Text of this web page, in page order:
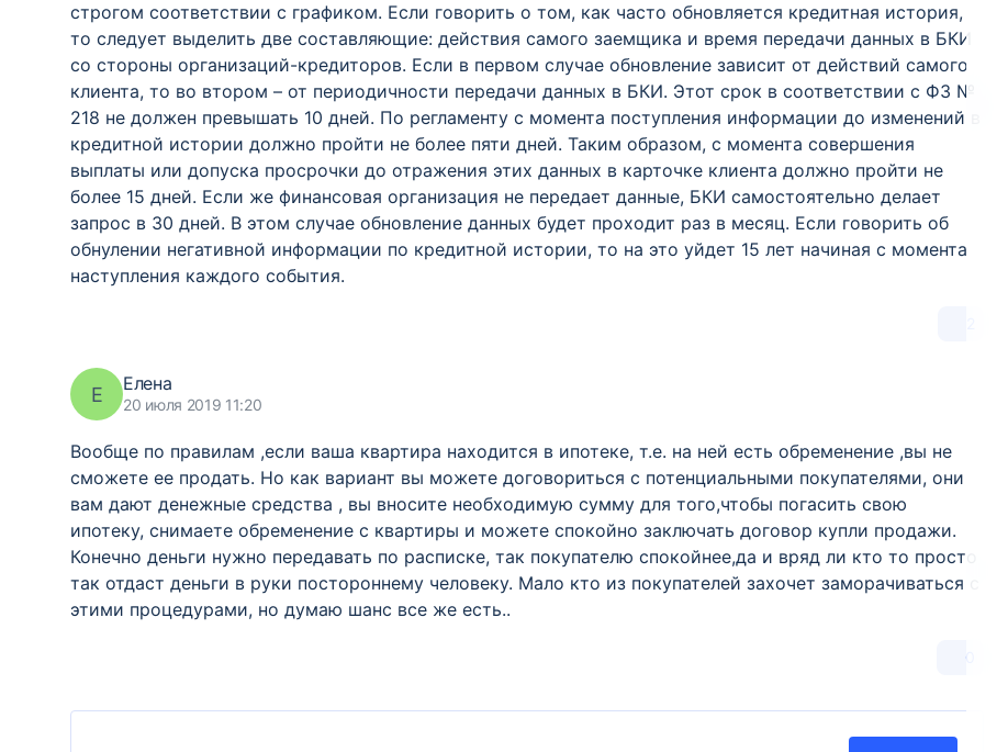
строгом соответствии с графиком. Если говорить о том, как часто обновляется кредитная история,
то следует выделить две составляющие: действия самого заемщика и время передачи данных в БКИ
со стороны организаций-кредиторов. Если в первом случае обновление зависит от действий самого
клиента, то во втором – от периодичности передачи данных в БКИ. Этот срок в соответствии с ФЗ №
218 не должен превышать 10 дней. По регламенту с момента поступления информации до изменений в
кредитной истории должно пройти не более пяти дней. Таким образом, с момента совершения
выплаты или допуска просрочки до отражения этих данных в карточке клиента должно пройти не
более 15 дней. Если же финансовая организация не передает данные, БКИ самостоятельно делает
запрос в 30 дней. В этом случае обновление данных будет проходит раз в месяц. Если говорить об
обнулении негативной информации по кредитной истории, то на это уйдет 15 лет начиная с момента
наступления каждого события.
Е Елена
20 июля 2019 11:20
Вообще по правилам ,если ваша квартира находится в ипотеке, т.е. на ней есть обременение ,вы не
сможете ее продать. Но как вариант вы можете договориться с потенциальными покупателями, они
вам дают денежные средства , вы вносите необходимую сумму для того,чтобы погасить свою
ипотеку, снимаете обременение с квартиры и можете спокойно заключать договор купли продажи.
Конечно деньги нужно передавать по расписке, так покупателю спокойнее,да и вряд ли кто то просто
так отдаст деньги в руки постороннему человеку. Мало кто из покупателей захочет заморачиваться с
этими процедурами, но думаю шанс все же есть..
0